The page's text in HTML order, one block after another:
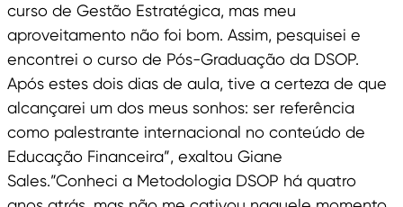
curso de Gestão Estratégica, mas meu
aproveitamento não foi bom. Assim, pesquisei e
encontrei o curso de Pós-Graduação da DSOP.
Após estes dois dias de aula, tive a certeza de que
alcançarei um dos meus sonhos: ser referência
como palestrante internacional no conteúdo de
Educação Financeira”, exaltou Giane
Sales.”Conheci a Metodologia DSOP há quatro